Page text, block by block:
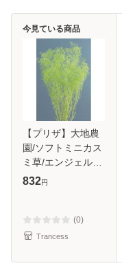
【プリザ】大地農
園/ソフトミニカス
ミ草/エンジェルグ
リーン/0001-0-741
832円
(0)
Trancess
今見ている商品